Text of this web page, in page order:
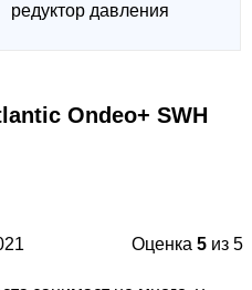
редуктор давления
Ondeo+ SWH
Оценка 5 из 5